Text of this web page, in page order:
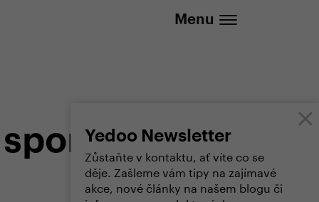
Menu
Yedoo Newsletter
Zůstaňte v kontaktu, ať víte co se
děje. Zašleme vám tipy na zajímavé
akce, nové články na našem blogu či
sport